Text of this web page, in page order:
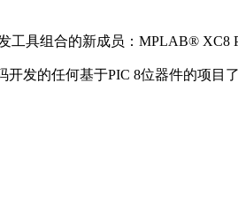
工具组合的新成员：MPLAB®
发的任何基于PIC 8位器件的项目了